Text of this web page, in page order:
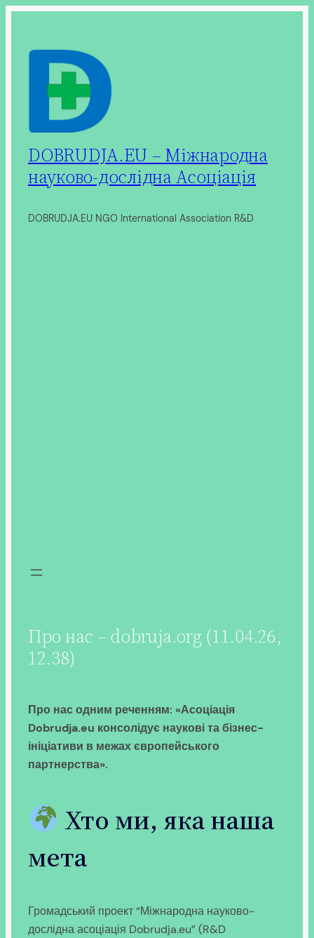
вмісту
DOBRUDJA.EU – Міжнародна
науково-дослідна Асоціація
DOBRUDJA.EU NGO International Association R&D
Про нас – dobruja.org (11.04.26,
12.38)
Про нас одним реченням: «Асоціація
Dobrudja.eu консолідує наукові та бізнес-
ініціативи в межах європейського
партнерства».
Хто ми, яка наша
мета
Громадський проект “Міжнародна науково-
дослідна асоціація Dobrudja.eu” (R&D